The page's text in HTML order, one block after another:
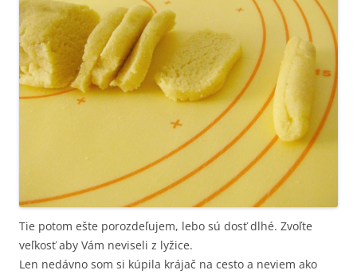
Tie potom ešte porozdeľujem, lebo sú dosť dlhé. Zvoľte
veľkosť aby Vám neviseli z lyžice.
Len nedávno som si kúpila krájač na cesto a neviem ako